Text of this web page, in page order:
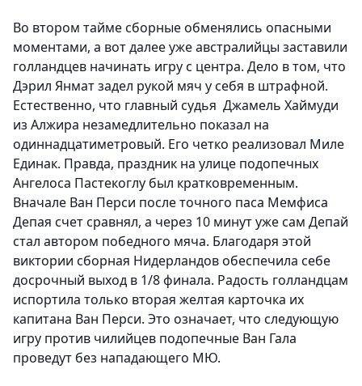
Во втором тайме сборные обменялись опасными
моментами, а вот далее уже австралийцы заставили
голландцев начинать игру с центра. Дело в том, что
Дэрил Янмат задел рукой мяч у себя в штрафной.
Естественно, что главный судья Джамель Хаймуди
из Алжира незамедлительно показал на
одиннадцатиметровый. Его четко реализовал Миле
Единак. Правда, праздник на улице подопечных
Ангелоса Пастекоглу был кратковременным.
Вначале Ван Перси после точного паса Мемфиса
Депая счет сравнял, а через 10 минут уже сам Депай
стал автором победного мяча. Благодаря этой
виктории сборная Нидерландов обеспечила себе
досрочный выход в 1/8 финала. Радость голландцам
испортила только вторая желтая карточка их
капитана Ван Перси. Это означает, что следующую
игру против чилийцев подопечные Ван Гала
проведут без нападающего МЮ.